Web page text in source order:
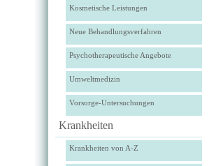
Kosmetische Leistungen
Neue Behandlungsverfahren
Psychotherapeutische Angebote
Umweltmedizin
Vorsorge-Untersuchungen
Krankheiten
Krankheiten von A-Z